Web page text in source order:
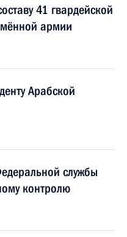
41 гвардейской
армии
Арабской
службы
контролю